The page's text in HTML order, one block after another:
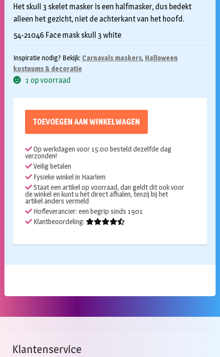
Het skull 3 skelet masker is een halfmasker, dus bedekt
alleen het gezicht, niet de achterkant van het hoofd.
54-21046 Face mask skull 3 white
Inspiratie nodig? Bekijk: Carnavals maskers, Halloween
kostuums & decoratie
1 op voorraad
TOEVOEGEN AAN WINKELWAGEN
Op werkdagen voor 15:00 besteld dezelfde dag
verzonden!
Veilig betalen
Fysieke winkel in Haarlem
Staat een artikel op voorraad, dan geldt dit ook voor
de winkel en kunt u het direct afhalen, tenzij bij het
artikel anders vermeld
Hofleverancier: een begrip sinds 1901
Klantbeoordeling:
Klantenservice